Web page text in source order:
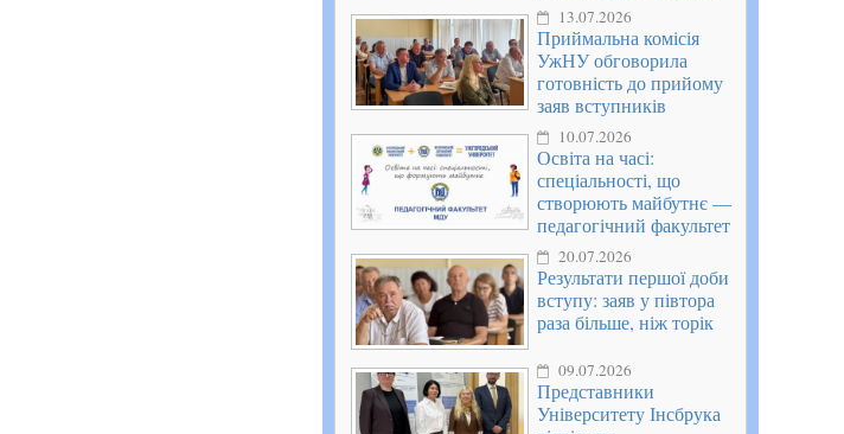
13.07.2026
Приймальна комісія
УжНУ обговорила
готовність до прийому
заяв вступників
10.07.2026
Освіта на часі:
спеціальності, що
створюють майбутнє —
педагогічний факультет
20.07.2026
Результати першої доби
вступу: заяв у півтора
раза більше, ніж торік
09.07.2026
Представники
Університету Інсбрука